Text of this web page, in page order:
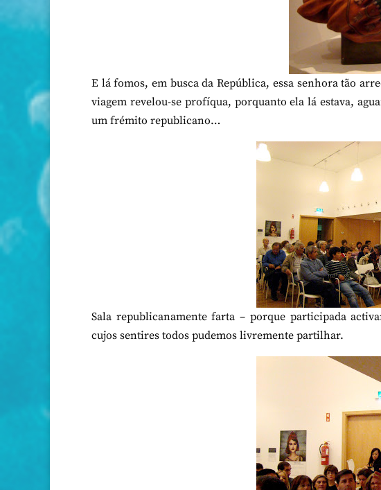
E lá fomos, em busca da República, essa senhora tão
viagem revelou-se profíqua, porquanto ela lá estava,
um frémito republicano…
Sala republicanamente farta – porque participada
cujos sentires todos pudemos livremente partilhar.